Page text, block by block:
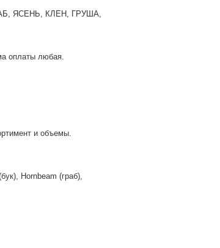
ЯСЕНЬ, КЛЕН, ГРУША,
оплаты любая.
и объемы.
Hornbeam (граб),